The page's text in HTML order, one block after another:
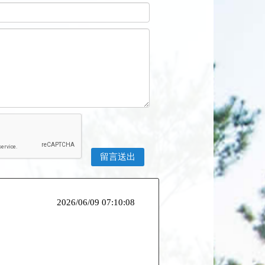
2026/06/09 07:10:08